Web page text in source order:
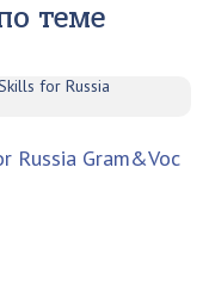
теме
Russia Gram&Voc